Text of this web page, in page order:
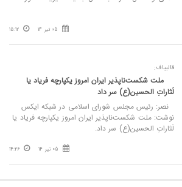
05 تیر 14 15:12
قالیباف:
ملت شکست‌ناپذیر ایران امروز یکپارچه فریاد یا
لَثاراتِ الحسین(ع) سر داد
نصر: رئیس مجلس شورای اسلامی در شبکه ایکس
نوشت: ملت شکست‌ناپذیر ایران امروز یکپارچه فریاد یا
لَثاراتِ الحسین(ع) سر داد.
05 تیر 14 14:26